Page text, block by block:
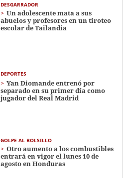
DESGARRADOR
Un adolescente mata a sus
abuelos y profesores en un tiroteo
escolar de Tailandia
DEPORTES
Yan Diomande entrenó por
separado en su primer día como
jugador del Real Madrid
GOLPE AL BOLSILLO
Otro aumento a los combustibles
entrará en vigor el lunes 10 de
agosto en Honduras